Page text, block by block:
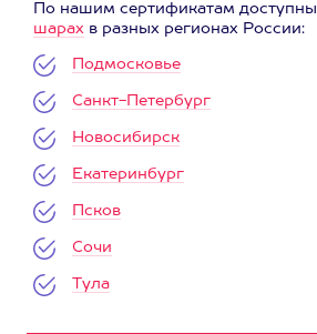
По нашим сертификатам доступны
шарах в разных регионах России:
Подмосковье
Санкт-Петербург
Новосибирск
Екатеринбург
Псков
Сочи
Тула